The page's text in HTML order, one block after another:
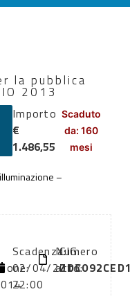
la pubblica
2013
Importo
€
1.486,55
Scaduto
da: 160
mesi
–
Scadenza:
02/04/2013
22:00
Numero
atto:
CIG: